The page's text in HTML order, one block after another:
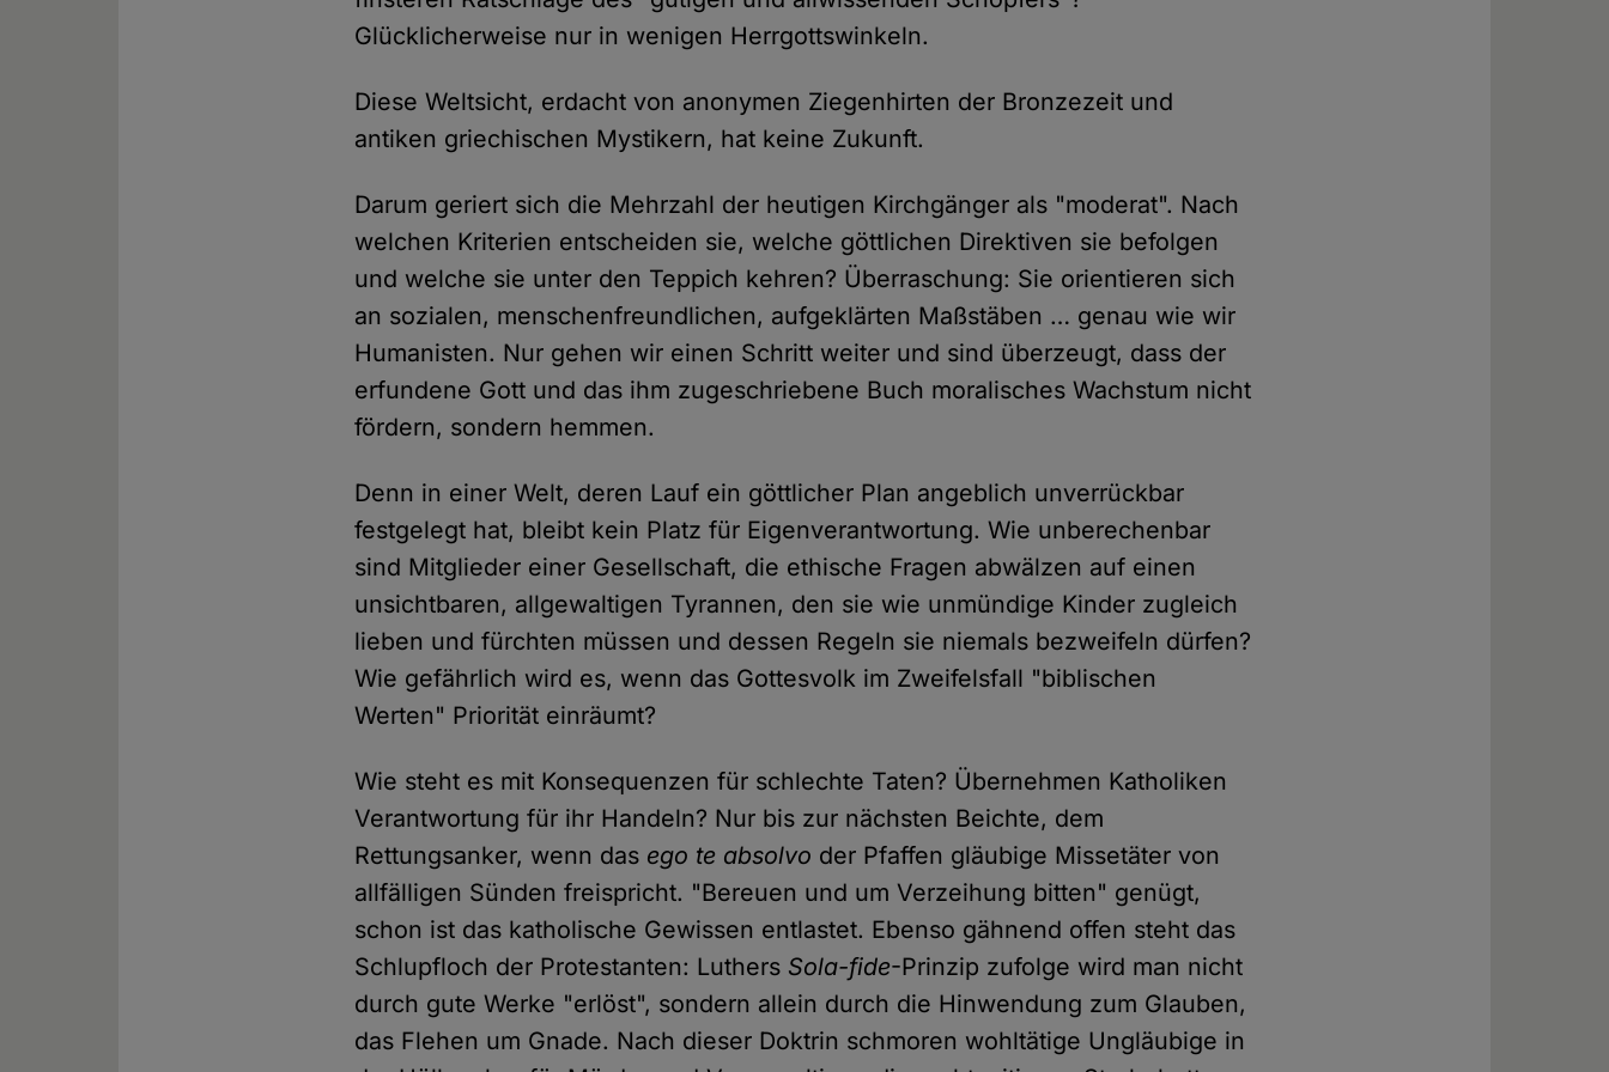
Glücklicherweise nur in wenigen Herrgottswinkeln.
Diese Weltsicht, erdacht von anonymen Ziegenhirten der Bronzezeit und
antiken griechischen Mystikern, hat keine Zukunft.
Darum geriert sich die Mehrzahl der heutigen Kirchgänger als "moderat". Nach
welchen Kriterien entscheiden sie, welche göttlichen Direktiven sie befolgen
und welche sie unter den Teppich kehren? Überraschung: Sie orientieren sich
an sozialen, menschenfreundlichen, aufgeklärten Maßstäben … genau wie wir
Humanisten. Nur gehen wir einen Schritt weiter und sind überzeugt, dass der
erfundene Gott und das ihm zugeschriebene Buch moralisches Wachstum nicht
fördern, sondern hemmen.
Denn in einer Welt, deren Lauf ein göttlicher Plan angeblich unverrückbar
festgelegt hat, bleibt kein Platz für Eigenverantwortung. Wie unberechenbar
sind Mitglieder einer Gesellschaft, die ethische Fragen abwälzen auf einen
unsichtbaren, allgewaltigen Tyrannen, den sie wie unmündige Kinder zugleich
lieben und fürchten müssen und dessen Regeln sie niemals bezweifeln dürfen?
Wie gefährlich wird es, wenn das Gottesvolk im Zweifelsfall "biblischen
Werten" Priorität einräumt?
Wie steht es mit Konsequenzen für schlechte Taten? Übernehmen Katholiken
Verantwortung für ihr Handeln? Nur bis zur nächsten Beichte, dem
Rettungsanker, wenn das ego te absolvo der Pfaffen gläubige Missetäter von
allfälligen Sünden freispricht. "Bereuen und um Verzeihung bitten" genügt,
schon ist das katholische Gewissen entlastet. Ebenso gähnend offen steht das
Schlupfloch der Protestanten: Luthers Sola-fide-Prinzip zufolge wird man nicht
durch gute Werke "erlöst", sondern allein durch die Hinwendung zum Glauben,
das Flehen um Gnade. Nach dieser Doktrin schmoren wohltätige Ungläubige in